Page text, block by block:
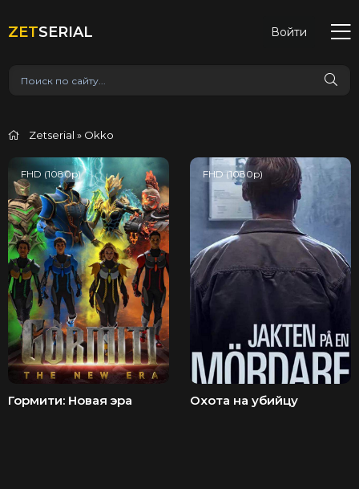
ZETSERIAL Войти
Zetserial » Okko
FHD (1080p)
Гормити: Новая эра
FHD (1080p)
Охота на убийцу